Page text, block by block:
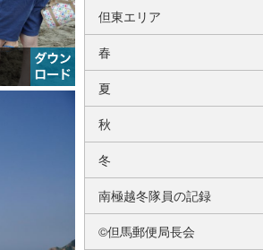
但東エリア
春
夏
秋
冬
南極越冬隊員の記録
©但馬郵便局長会